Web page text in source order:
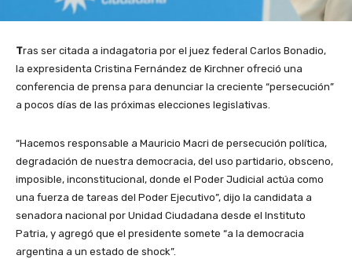
Tras ser citada a indagatoria por el juez federal Carlos Bonadio,
la expresidenta Cristina Fernández de Kirchner ofreció una
conferencia de prensa para denunciar la creciente “persecución”
a pocos días de las próximas elecciones legislativas.
“Hacemos responsable a Mauricio Macri de persecución política,
degradación de nuestra democracia, del uso partidario, obsceno,
imposible, inconstitucional, donde el Poder Judicial actúa como
una fuerza de tareas del Poder Ejecutivo”, dijo la candidata a
senadora nacional por Unidad Ciudadana desde el Instituto
Patria, y agregó que el presidente somete “a la democracia
argentina a un estado de shock”.